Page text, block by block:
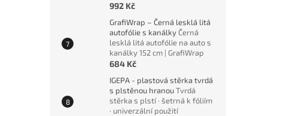
992 Kč
GrafiWrap – Černá lesklá litá
autofólie s kanálkyČerná
lesklá litá autofólie na auto s
kanálky 152 cm | GrafiWrap
684 Kč
IGEPA - plastová stěrka tvrdá
s plstěnou hranouTvrdá
stěrka s plstí · šetrná k fóliím
· univerzální použití